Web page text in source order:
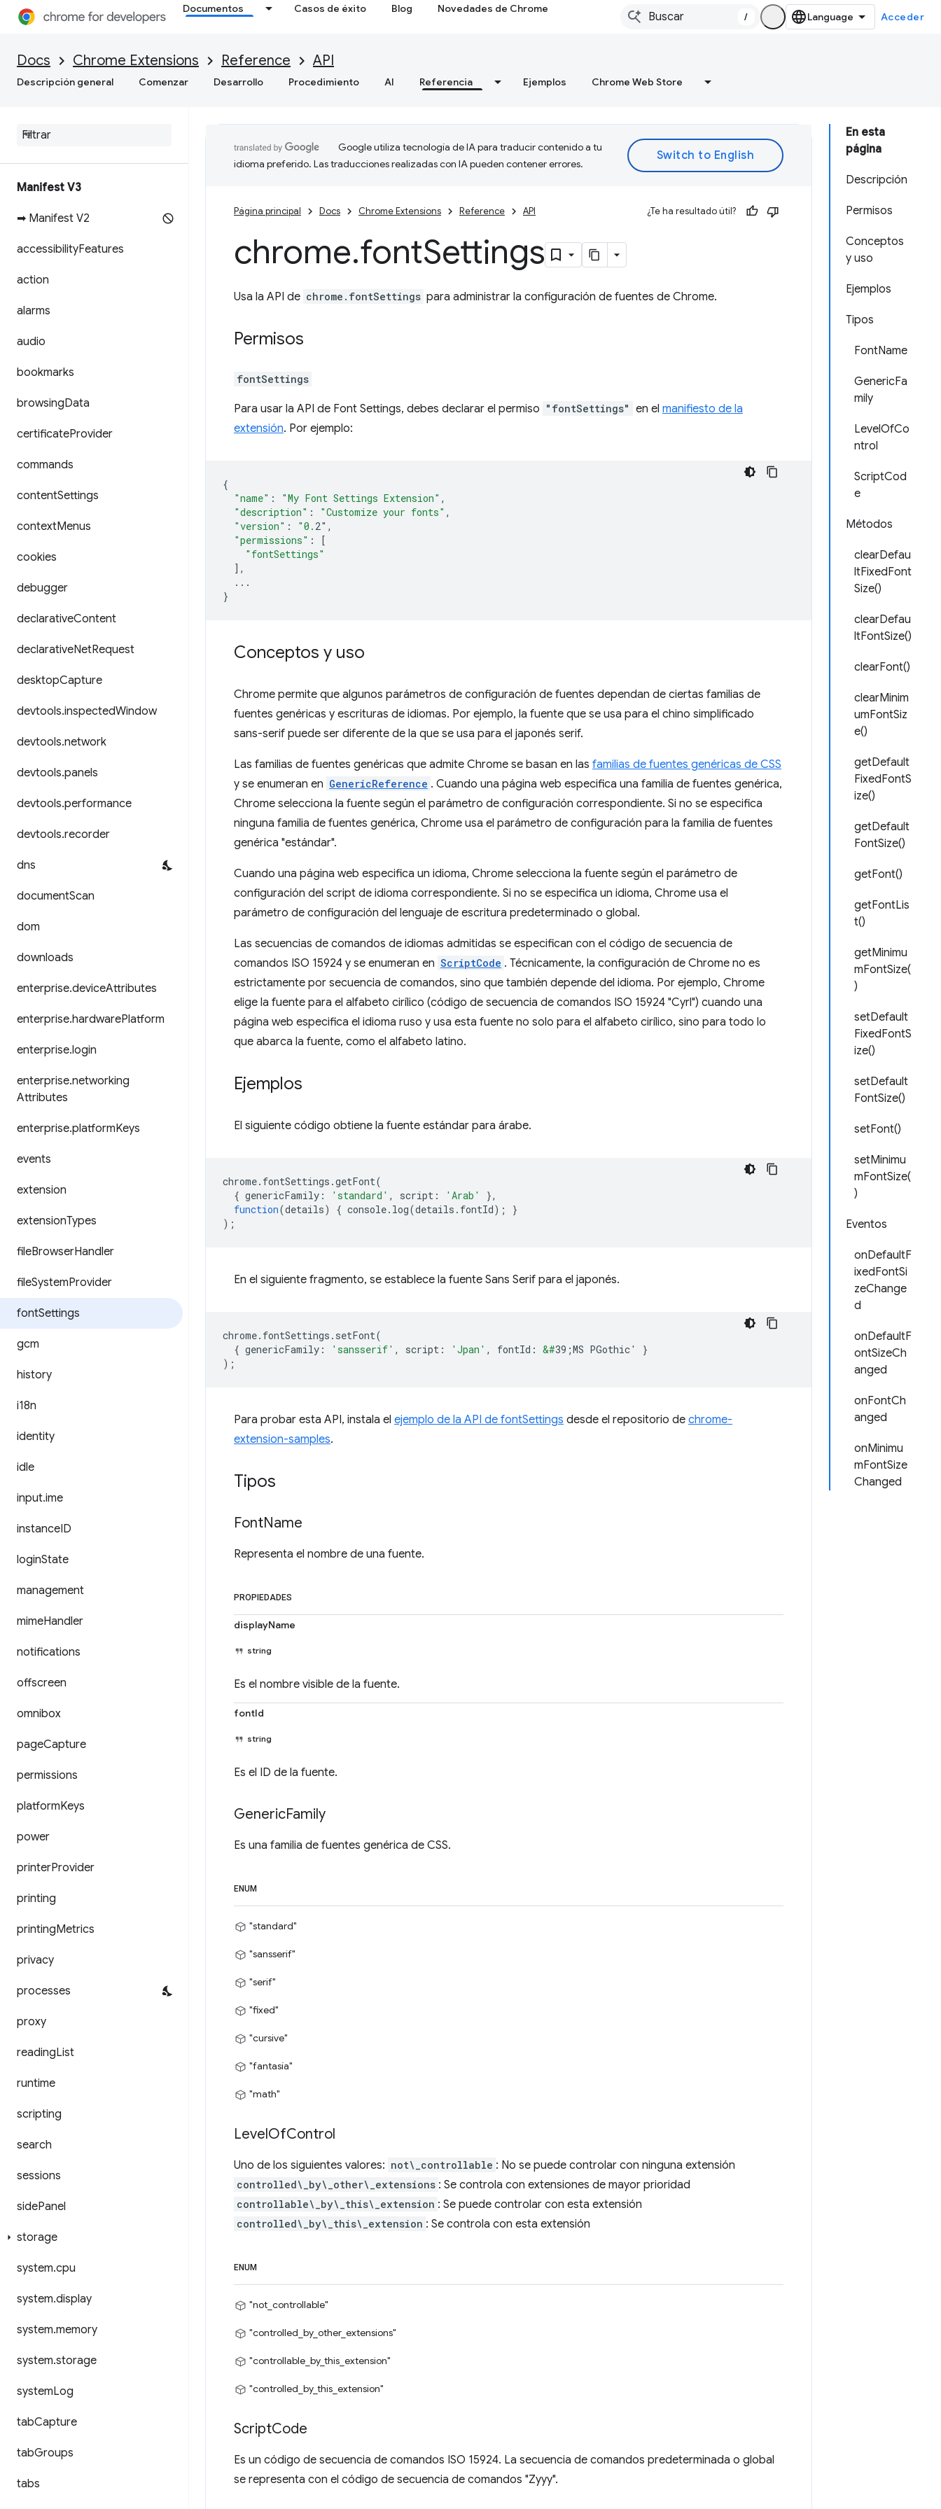
Documentos Casos de éxito Blog Novedades de Chrome
/ Acceder
Docs Chrome Extensions Reference API
Descripción general Comenzar Desarrollo Procedimiento AI Referencia Ejemplos Chrome Web Store
Manifest V3
➡ Manifest V2
accessibilityFeatures
action
alarms
audio
bookmarks
browsingData
certificateProvider
commands
contentSettings
contextMenus
cookies
debugger
declarativeContent
declarativeNetRequest
desktopCapture
devtools.inspectedWindow
devtools.network
devtools.panels
devtools.performance
devtools.recorder
dns
documentScan
dom
downloads
enterprise.deviceAttributes
enterprise.hardwarePlatform
enterprise.login
enterprise.networking
Attributes
enterprise.platformKeys
events
extension
extensionTypes
fileBrowserHandler
fileSystemProvider
fontSettings
gcm
history
i18n
identity
idle
input.ime
instanceID
loginState
management
mimeHandler
notifications
offscreen
omnibox
pageCapture
permissions
platformKeys
power
printerProvider
printing
printingMetrics
privacy
processes
proxy
readingList
runtime
scripting
search
sessions
sidePanel
storage
system.cpu
system.display
system.memory
system.storage
systemLog
tabCapture
tabGroups
tabs
En esta
página
Descripción
Permisos
Conceptos
y uso
Ejemplos
Tipos
FontName
GenericFa
mily
LevelOfCo
ntrol
ScriptCod
e
Métodos
clearDefau
ltFixedFont
Size()
clearDefau
ltFontSize()
clearFont()
clearMinim
umFontSiz
e()
getDefault
FixedFontS
ize()
getDefault
FontSize()
getFont()
getFontLis
t()
getMinimu
mFontSize(
)
setDefault
FixedFontS
ize()
setDefault
FontSize()
setFont()
setMinimu
mFontSize(
)
Eventos
onDefaultF
ixedFontSi
zeChange
d
onDefaultF
ontSizeCh
anged
onFontCh
anged
onMinimu
mFontSize
Changed
Google utiliza tecnología de IA para traducir contenido a tu
idioma preferido. Las traducciones realizadas con IA pueden contener errores.
Página principal Docs Chrome Extensions Reference API ¿Te ha resultado útil?
chrome.fontSettings
Usa la API de chrome.fontSettings para administrar la configuración de fuentes de Chrome.
Permisos
fontSettings
Para usar la API de Font Settings, debes declarar el permiso "fontSettings" en el manifiesto de la
extensión. Por ejemplo:
{
"name" : "My Font Settings Extension" ,
"description" : "Customize your fonts" ,
"version" : "0. 2" ,
"permissions" :
[
"fontSettings"
],
...
}
Conceptos y uso
Chrome permite que algunos parámetros de configuración de fuentes dependan de ciertas familias de
fuentes genéricas y escrituras de idiomas. Por ejemplo, la fuente que se usa para el chino simplificado
sans-serif puede ser diferente de la que se usa para el japonés serif.
Las familias de fuentes genéricas que admite Chrome se basan en las familias de fuentes genéricas de CSS
y se enumeran en GenericReference . Cuando una página web especifica una familia de fuentes genérica,
Chrome selecciona la fuente según el parámetro de configuración correspondiente. Si no se especifica
ninguna familia de fuentes genérica, Chrome usa el parámetro de configuración para la familia de fuentes
genérica "estándar".
Cuando una página web especifica un idioma, Chrome selecciona la fuente según el parámetro de
configuración del script de idioma correspondiente. Si no se especifica un idioma, Chrome usa el
parámetro de configuración del lenguaje de escritura predeterminado o global.
Las secuencias de comandos de idiomas admitidas se especifican con el código de secuencia de
comandos ISO 15924 y se enumeran en ScriptCode . Técnicamente, la configuración de Chrome no es
estrictamente por secuencia de comandos, sino que también depende del idioma. Por ejemplo, Chrome
elige la fuente para el alfabeto cirílico (código de secuencia de comandos ISO 15924 "Cyrl") cuando una
página web especifica el idioma ruso y usa esta fuente no solo para el alfabeto cirílico, sino para todo lo
que abarca la fuente, como el alfabeto latino.
Ejemplos
El siguiente código obtiene la fuente estándar para árabe.
chrome. fontSettings .getFont(
{ genericFamily : 'standard' , script : 'Arab'
},
function(details) { console. log(details . fontId);
}
);
En el siguiente fragmento, se establece la fuente Sans Serif para el japonés.
chrome. fontSettings . setFont(
{ genericFamily : 'sansserif' , script : 'Jpan' , fontId : &#39;MS PGothic'
}
);
Para probar esta API, instala el ejemplo de la API de fontSettings desde el repositorio de chrome-
extension-samples.
Tipos
FontName
Representa el nombre de una fuente.
PROPIEDADES
displayName
string
Es el nombre visible de la fuente.
fontId
string
Es el ID de la fuente.
GenericFamily
Es una familia de fuentes genérica de CSS.
ENUM
"standard"
"sansserif"
"serif"
"fixed"
"cursive"
"fantasía"
"math"
LevelOfControl
Uno de los siguientes valores: not\_controllable : No se puede controlar con ninguna extensión
controlled\_by\_other\_extensions : Se controla con extensiones de mayor prioridad
controllable\_by\_this\_extension : Se puede controlar con esta extensión
controlled\_by\_this\_extension : Se controla con esta extensión
ENUM
"not_controllable"
"controlled_by_other_extensions"
"controllable_by_this_extension"
"controlled_by_this_extension"
ScriptCode
Es un código de secuencia de comandos ISO 15924. La secuencia de comandos predeterminada o global
se representa con el código de secuencia de comandos "Zyyy".